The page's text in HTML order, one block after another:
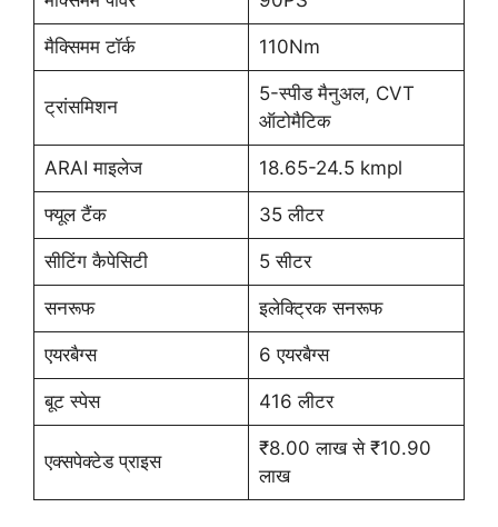
मैक्सिमम टॉर्क 110Nm
ट्रांसमिशन
5-स्पीड मैनुअल, CVT
ऑटोमैटिक
ARAI माइलेज 18.65-24.5 kmpl
फ्यूल टैंक 35 लीटर
सीटिंग कैपेसिटी 5 सीटर
सनरूफ इलेक्ट्रिक सनरूफ
एयरबैग्स 6 एयरबैग्स
बूट स्पेस 416 लीटर
एक्सपेक्टेड प्राइस
₹8.00 लाख से ₹10.90
लाख